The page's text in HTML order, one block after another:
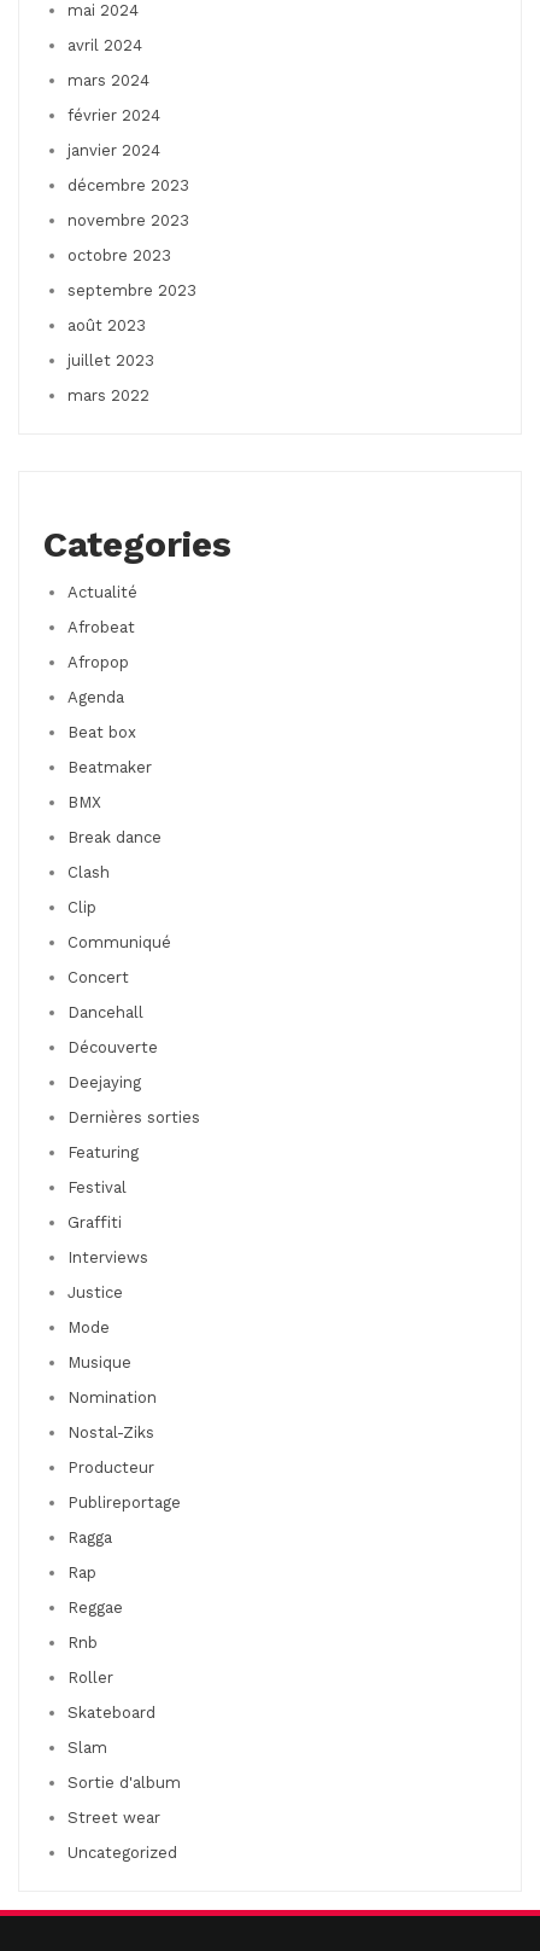
mai 2024
avril 2024
mars 2024
février 2024
janvier 2024
décembre 2023
novembre 2023
octobre 2023
septembre 2023
août 2023
juillet 2023
mars 2022
Categories
Actualité
Afrobeat
Afropop
Agenda
Beat box
Beatmaker
BMX
Break dance
Clash
Clip
Communiqué
Concert
Dancehall
Découverte
Deejaying
Dernières sorties
Featuring
Festival
Graffiti
Interviews
Justice
Mode
Musique
Nomination
Nostal-Ziks
Producteur
Publireportage
Ragga
Rap
Reggae
Rnb
Roller
Skateboard
Slam
Sortie d'album
Street wear
Uncategorized